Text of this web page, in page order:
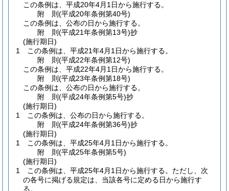
この条例は、平成20年4月1日から施行する。
附 則(平成20年条例第40号)
この条例は、公布の日から施行する。
附 則(平成21年条例第13号)抄
(施行期日)
1
この条例は、平成21年4月1日から施行する。
附 則(平成22年条例第12号)
この条例は、平成22年4月1日から施行する。
附 則(平成23年条例第18号)
この条例は、公布の日から施行する。
附 則(平成24年条例第5号)抄
(施行期日)
1
この条例は、公布の日から施行する。
附 則(平成24年条例第36号)抄
(施行期日)
1
この条例は、平成25年4月1日から施行する。
附 則(平成25年条例第5号)
(施行期日)
1
この条例は、平成25年4月1日から施行する。 ただし、次
の各号に掲げる規定は、当該各号に定める日から施行す
る。